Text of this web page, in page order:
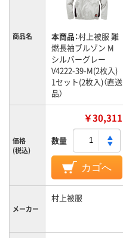
商品名 本商品：村上被服 難
燃長袖ブルゾン M
シルバーグレー
V4222-39-M(2枚入)
1セット(2枚入)（直送
品）
価格
(税込)
￥30,311
数量
カゴへ
メーカー
村上被服